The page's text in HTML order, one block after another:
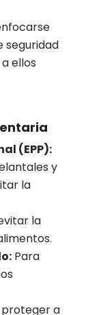
seguridad
ellos
(EPP):
y
la
la
Para
a